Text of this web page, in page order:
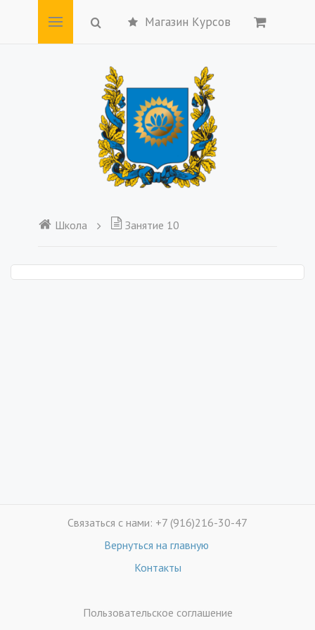
Магазин Курсов
Школа Занятие 10
Связаться с нами: +7 (916)216-30-47
Вернуться на главную
Контакты
Пользовательское соглашение